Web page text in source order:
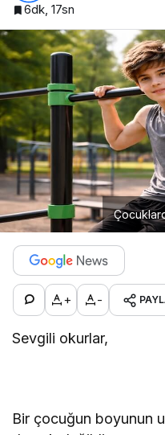
6dk, 17sn
+ -
Sevgili okurlar,
Bir çocuğun boyunun